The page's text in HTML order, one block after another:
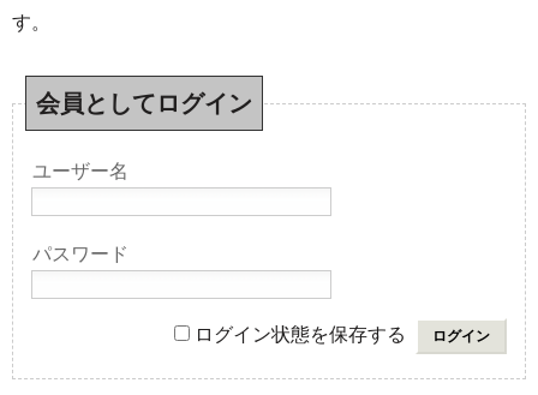
す。
会員としてログイン
ユーザー名
パスワード
ログイン状態を保存する